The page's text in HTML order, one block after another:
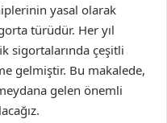
yasal olarak
türüdür. Her yıl
sigortalarında çeşitli
gelmiştir. Bu makalede,
gelen önemli